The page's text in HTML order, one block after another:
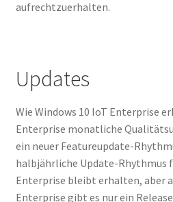
aufrechtzuerhalten.
Updates
Wie Windows 10 IoT Enterprise
Enterprise monatliche
ein neuer Featureupdate-
halbjährliche Update-Rhythmus
Enterprise bleibt erhalten, aber
Enterprise gibt es nur ein